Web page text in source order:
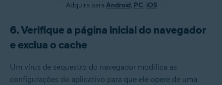
Adquira para Android, PC, iOS
6. Verifique a página inicial do navegador
e exclua o cache
Um vírus de sequestro do navegador modifica as
configurações do aplicativo para que ele opere de uma